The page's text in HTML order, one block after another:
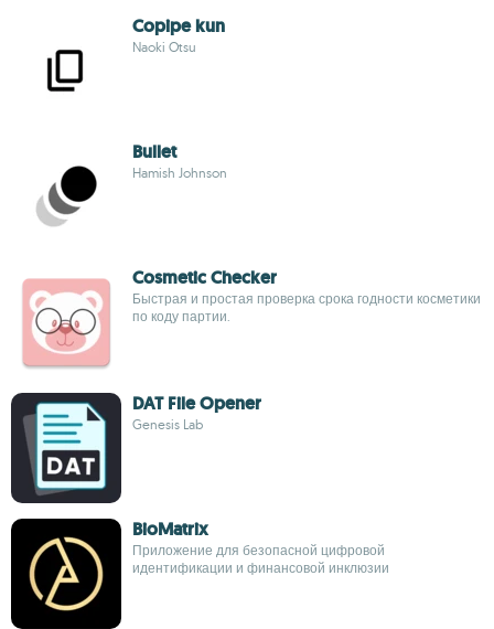
Copipe kun
Naoki Otsu
Bullet
Hamish Johnson
Cosmetic Checker
Быстрая и простая проверка срока годности косметики
по коду партии.
DAT File Opener
Genesis Lab
BioMatrix
Приложение для безопасной цифровой
идентификации и финансовой инклюзии